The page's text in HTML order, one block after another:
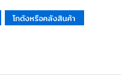
โกดังหรือคลังสินค้า